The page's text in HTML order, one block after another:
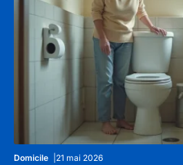
Domicile 21 mai 2026